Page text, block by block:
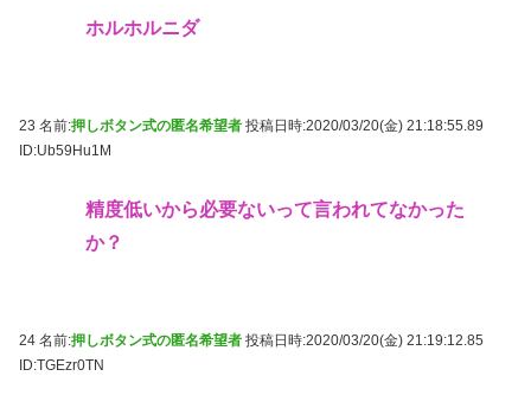
ホルホルニダ
23 名前:押しボタン式の匿名希望者 投稿日時:2020/03/20(金) 21:18:55.89
ID:Ub59Hu1M
精度低いから必要ないって言われてなかった
か？
24 名前:押しボタン式の匿名希望者 投稿日時:2020/03/20(金) 21:19:12.85
ID:TGEzr0TN